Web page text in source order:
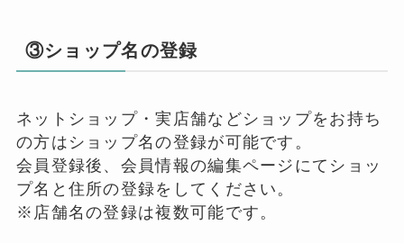
③ショップ名の登録
ネットショップ・実店舗などショップをお持ち
の方はショップ名の登録が可能です。
会員登録後、会員情報の編集ページにてショッ
プ名と住所の登録をしてください。
※店舗名の登録は複数可能です。